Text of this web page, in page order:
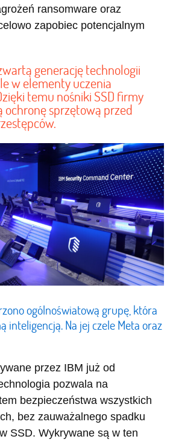
ransomware oraz
zapobiec potencjalnym
generację technologii
w elementy uczenia
temu nośniki SSD firmy
ochronę sprzętową przed
ogólnoświatową grupę, która
inteligencją. Na jej czele Meta oraz
przez IBM już od
pozwala na
bezpieczeństwa wszystkich
bez zauważalnego spadku
SSD. Wykrywane są w ten